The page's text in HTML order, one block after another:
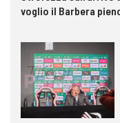
voglio il Barbera